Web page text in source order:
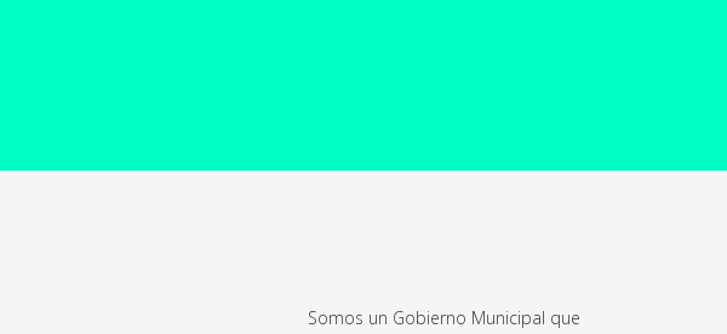
Somos un Gobierno Municipal que